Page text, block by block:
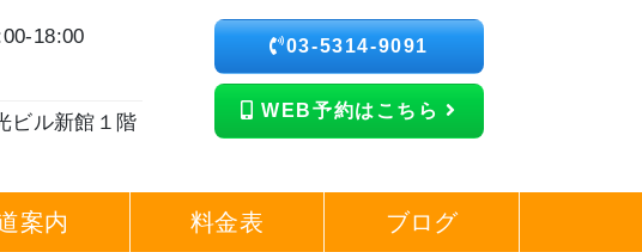
18:00
ビル新館１階
03-5314-9091
WEB予約はこちら
案内 料金表 ブログ